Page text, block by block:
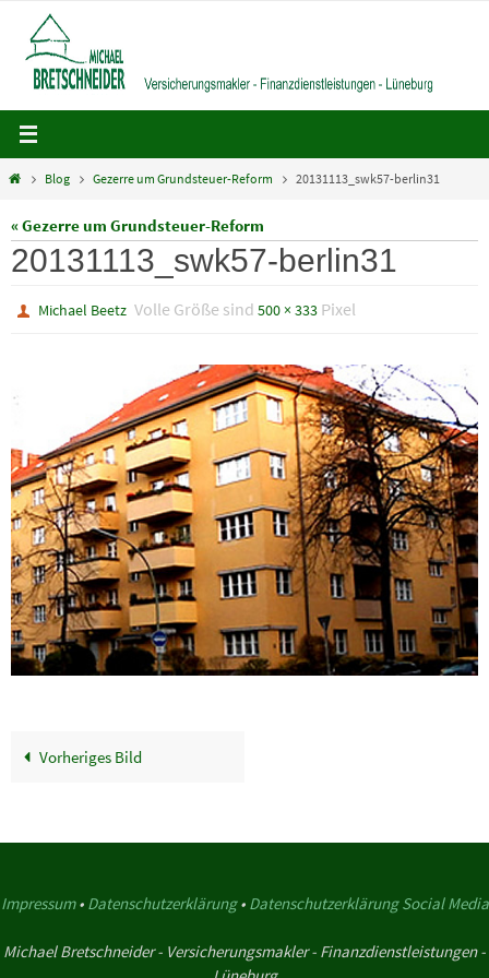
Inhalt
springen
HomeBlog Gezerre um Grundsteuer-Reform 20131113_swk57-berlin31
« Gezerre um Grundsteuer-Reform
20131113_swk57-berlin31
Michael Beetz Volle Größe sind500 × 333 Pixel
Vorheriges Bild
Impressum• Datenschutzerklärung• Datenschutzerklärung Social Media
Michael Bretschneider - Versicherungsmakler - Finanzdienstleistungen -